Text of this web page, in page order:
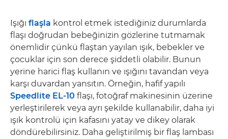
Işığı flaşla kontrol etmek istediğiniz durumlarda
flaşı doğrudan bebeğinizin gözlerine tutmamak
önemlidir çünkü flaştan yayılan ışık, bebekler ve
çocuklar için son derece şiddetli olabilir. Bunun
yerine harici flaş kullanın ve ışığını tavandan veya
karşı duvardan yansıtın. Örneğin, hafif yapılı
Speedlite EL-10 flaşı, fotoğraf makinesinin üzerine
yerleştirilerek veya ayrı şekilde kullanabilir, daha iyi
ışık kontrolü için kafasını yatay ve dikey olarak
döndürebilirsiniz. Daha geliştirilmiş bir flaş lambası